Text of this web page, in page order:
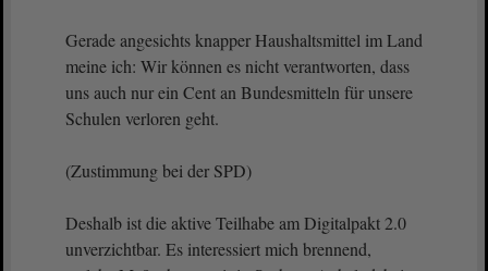
Gerade angesichts knapper Haushaltsmittel im Land
meine ich: Wir können es nicht verantworten, dass
uns auch nur ein Cent an Bundesmitteln für unsere
Schulen verloren geht.
(Zustimmung bei der SPD)
Deshalb ist die aktive Teilhabe am Digitalpakt 2.0
unverzichtbar. Es interessiert mich brennend,